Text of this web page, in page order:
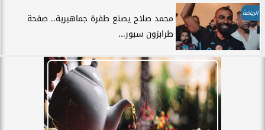
الرياضة
محمد صلاح يصنع طفرة جماهيرية.. صفحة
طرابزون سبور...